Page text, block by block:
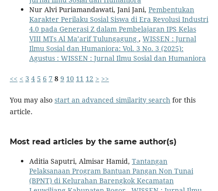
Nur Alvi Puriamandawati, Jani Jani, Pembentukan
Karakter Perilaku Sosial Siswa di Era Revolusi Industri
4.0 pada Generasi Z dalam Pembelajaran IPS Kelas
VIII MTs Al Ma’arif Tulungagung , WISSEN : Jurnal
Ilmu Sosial dan Humaniora: Vol. 3 No. 3 (2025):
Agustus : WISSEN : Jurnal Ilmu Sosial dan Humaniora
<< < 3 4 5 6 7 8 9 10 11 12 > >>
You may also start an advanced similarity searchfor this
article.
Most read articles by the same author(s)
Aditia Saputri, Almisar Hamid, Tantangan
Pelaksanaan Program Bantuan Pangan Non Tunai
(BPNT) di Kelurahan Barengkok Kecamatan